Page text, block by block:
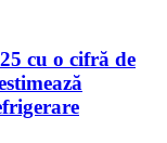
cu o cifră de